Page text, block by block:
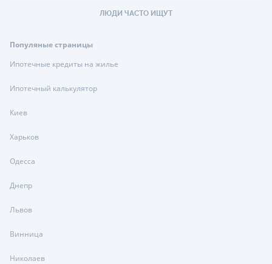
ЛЮДИ ЧАСТО ИЩУТ
Популяные страницы
Ипотечные кредиты на жилье
Ипотечный калькулятор
Киев
Харьков
Одесса
Днепр
Львов
Винница
Николаев